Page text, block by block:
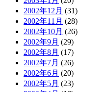
2002年12月 (31)
2002年11月 (28)
2002年10月 (26)
2002年9月 (29)
2002年8月 (17)
2002年7月 (26)
2002年6月 (20)
2002年5月 (23)